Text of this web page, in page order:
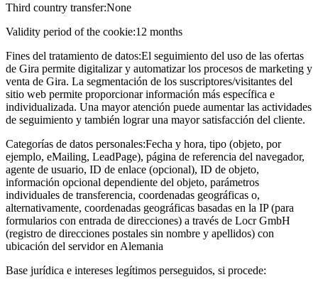
Third country transfer:None
Validity period of the cookie:12 months
Fines del tratamiento de datos:El seguimiento del uso de las ofertas
de Gira permite digitalizar y automatizar los procesos de marketing y
venta de Gira. La segmentación de los suscriptores/visitantes del
sitio web permite proporcionar información más específica e
individualizada. Una mayor atención puede aumentar las actividades
de seguimiento y también lograr una mayor satisfacción del cliente.
Categorías de datos personales:Fecha y hora, tipo (objeto, por
ejemplo, eMailing, LeadPage), página de referencia del navegador,
agente de usuario, ID de enlace (opcional), ID de objeto,
información opcional dependiente del objeto, parámetros
individuales de transferencia, coordenadas geográficas o,
alternativamente, coordenadas geográficas basadas en la IP (para
formularios con entrada de direcciones) a través de Locr GmbH
(registro de direcciones postales sin nombre y apellidos) con
ubicación del servidor en Alemania
Base jurídica e intereses legítimos perseguidos, si procede: